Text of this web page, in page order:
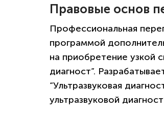
Правовые основ
Профессиональная
программой
на приобретение узкой
диагност”.
“Ультразвуковая
ультразвуковой